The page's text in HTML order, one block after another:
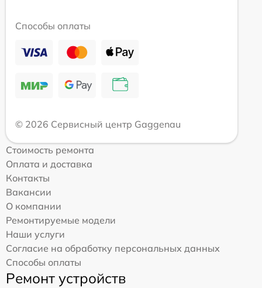
Способы оплаты
© 2026 Сервисный центр Gaggenau
Стоимость ремонта
Оплата и доставка
Контакты
Вакансии
О компании
Ремонтируемые модели
Наши услуги
Согласие на обработку персональных данных
Способы оплаты
Ремонт устройств